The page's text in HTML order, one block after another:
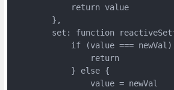
            return value
        },
set: function
if (value === newVal)
                return
            } else {
                value = newVal